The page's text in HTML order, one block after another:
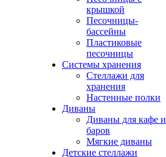
крышкой
Песочницы-
бассейны
Пластиковые
песочницы
Системы хранения
Стеллажи для
хранения
Настенные полки
Диваны
Диваны для кафе и
баров
Мягкие диваны
Детские стеллажи